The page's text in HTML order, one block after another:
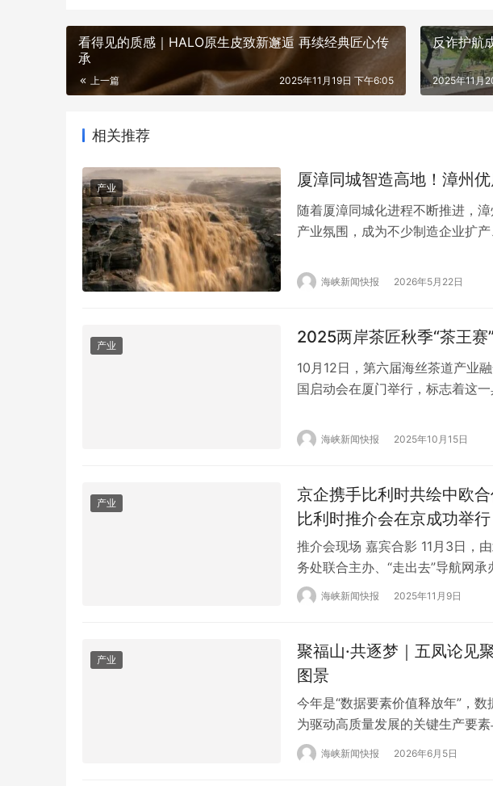
看得见的质感｜HALO原生皮致新邂逅 再续经典匠心传
承
上一篇 2025年11月19日 下午6:05
反诈护航
2025年11月
相关推荐
产业 厦漳同城智造高地！漳州
随着厦漳同城化进程不断推进，
产业氛围，成为不少制造企业扩
智能制造产业基地。 一、园区概
海峡新闻快报 2026年5月22日
产业 2025两岸茶匠秋季“茶王
10月12日，第六届海丝茶道产业
国启动会在厦门举行，标志着这
化，促进中国茶产业的标准化、
茶界专家、学者、茶企代表及媒
海峡新闻快报 2025年10月15日
产业
京企携手比利时共绘中欧
比利时推介会在京成功举行
推介会现场 嘉宾合影 11月3日，
务处联合主办、“走出去”导航网
企投资比利时推介会在京成功举
部门、…
海峡新闻快报 2025年11月9日
产业
聚福山·共逐梦｜五凤论见
图景
今年是“数据要素价值释放年”，
为驱动高质量发展的关键生产要
138期——“聚福山·共逐梦”数据服
海峡新闻快报 2026年6月5日